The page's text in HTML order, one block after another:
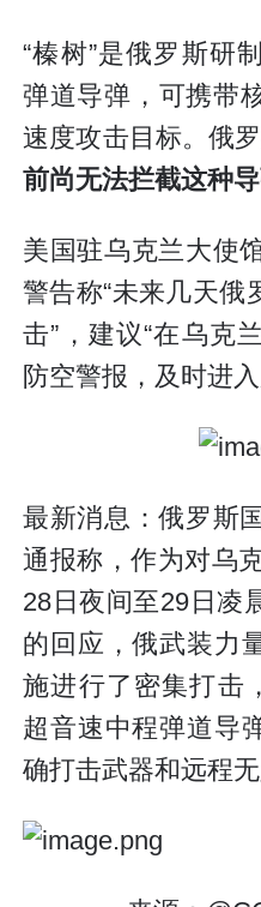
“榛树”是俄罗斯研
弹道导弹，可携带
速度攻击目标。俄
前尚无法拦截这种导
美国驻乌克兰大使
警告称“未来几天俄
击”，建议“在乌克
防空警报，及时进入
最新消息：俄罗斯
通报称，作为对乌
28日夜间至29日凌
的回应，俄武装力
施进行了密集打击
超音速中程弹道导
确打击武器和远程无